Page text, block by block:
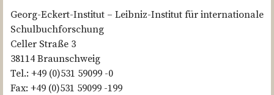
ZIELE
MITARBEITER & PARTNER
VERÖFFENTLICHUNGEN & VORTRÄGE
Georg-Eckert-Institut – Leibniz-Institut für internationale
Schulbuchforschung
Celler Straße 3
38114 Braunschweig
Tel.: +49 (0)531 59099 -0
Fax: +49 (0)531 59099 -199